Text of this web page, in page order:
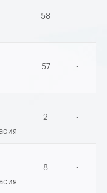
58 -
57 -
2 -
8 -